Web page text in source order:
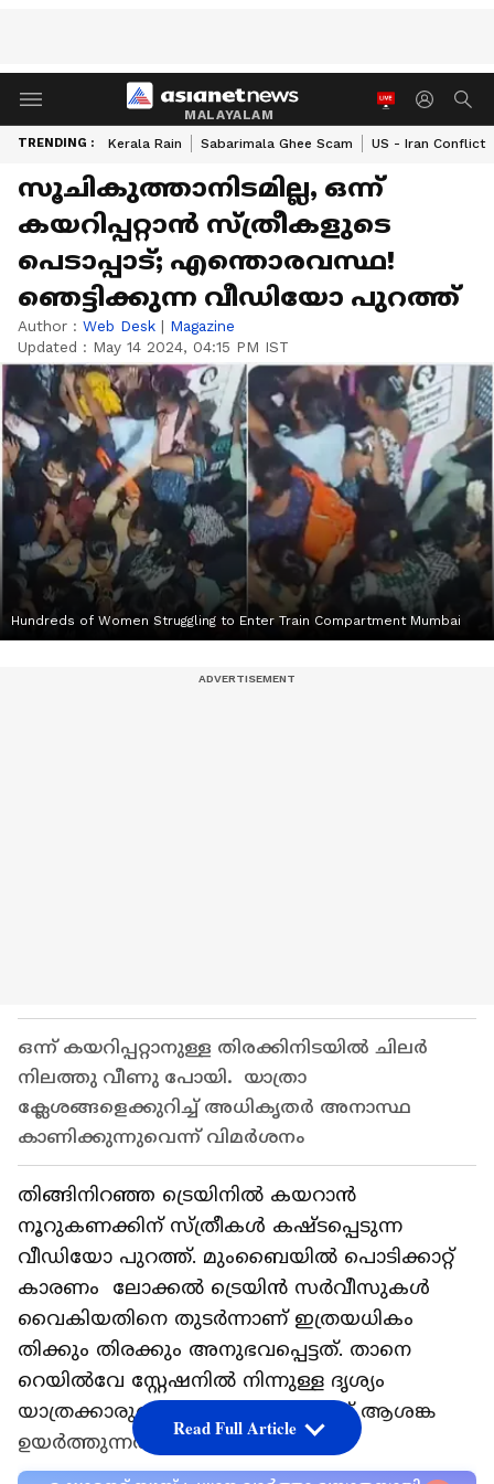
MALAYALAM
TRENDING : Kerala Rain Sabarimala Ghee Scam US - Iran Conflict
സൂചികുത്താനിടമില്ല, ഒന്ന്
കയറിപ്പറ്റാൻ സ്ത്രീകളുടെ
പെടാപ്പാട്; എന്തൊരവസ്ഥ!
ഞെട്ടിക്കുന്ന വീഡിയോ പുറത്ത്
Author : Web Desk | Magazine
Updated : May 14 2024, 04:15 PM IST
Hundreds of Women Struggling to Enter Train Compartment Mumbai
ഒന്ന് കയറിപ്പറ്റാനുള്ള തിരക്കിനിടയിൽ ചിലർ
നിലത്തു വീണു പോയി. യാത്രാ
ക്ലേശങ്ങളെക്കുറിച്ച് അധികൃതർ അനാസ്ഥ
കാണിക്കുന്നുവെന്ന് വിമർശനം
തിങ്ങിനിറഞ്ഞ ട്രെയിനിൽ കയറാൻ
നൂറുകണക്കിന് സ്ത്രീകള്‍ കഷ്ടപ്പെടുന്ന
വീഡിയോ പുറത്ത്. മുംബൈയിൽ പൊടിക്കാറ്റ്
കാരണം ലോക്കൽ ട്രെയിൻ സർവീസുകൾ
വൈകിയതിനെ തുടർന്നാണ് ഇത്രയധികം
തിക്കും തിരക്കും അനുഭവപ്പെട്ടത്. താനെ
റെയിൽവേ സ്റ്റേഷനിൽ നിന്നുള്ള ദൃശ്യം
യാത്രക്കാരുടെ സുരക്ഷയെ കുറിച്ച് ആശങ്ക
ഉയർത്തുന്നതാണ്.
Read Full Article